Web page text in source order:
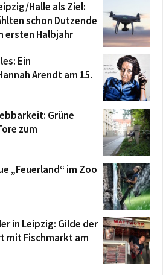
Halle als Ziel:
schon Dutzende
ersten Halbjahr
Ein
Arendt am 15.
Grüne
zum
„Feuerland“ im Zoo
in Leipzig: Gilde der
mit Fischmarkt am